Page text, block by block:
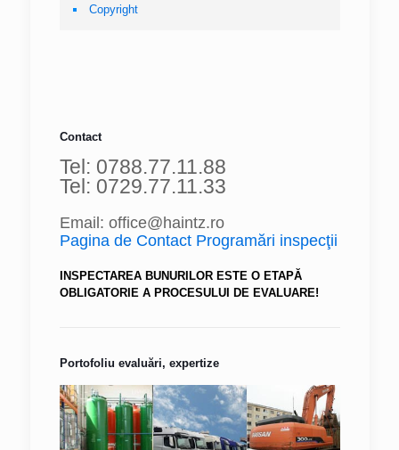
Copyright
Contact
Tel: 0788.77.11.88
Tel: 0729.77.11.33
Email: office@haintz.ro
Pagina de Contact Programări inspecţii
INSPECTAREA BUNURILOR ESTE O ETAPĂ
OBLIGATORIE A PROCESULUI DE EVALUARE!
Portofoliu evaluări, expertize